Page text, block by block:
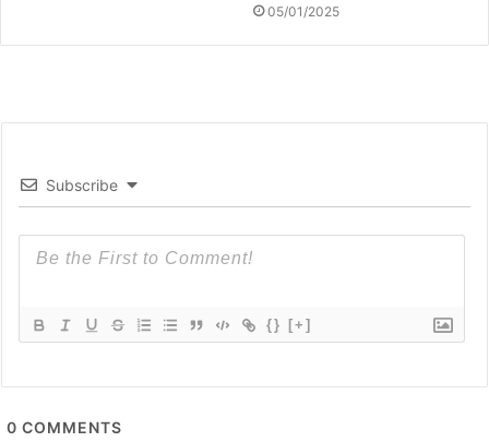
05/01/2025
Subscribe
{} [+]
0 COMMENTS